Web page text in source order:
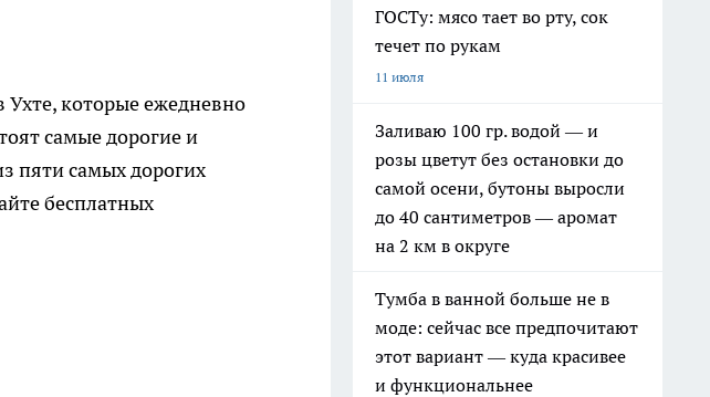
которые ежедневно
самые дорогие и
пяти самых дорогих
бесплатных
ГОСТу: мясо тает во рту, сок
течет по рукам
11 июля
Заливаю 100 гр. водой — и
розы цветут без остановки до
самой осени, бутоны выросли
до 40 сантиметров — аромат
на 2 км в округе
Тумба в ванной больше не в
моде: сейчас все предпочитают
этот вариант — куда красивее
и функциональнее